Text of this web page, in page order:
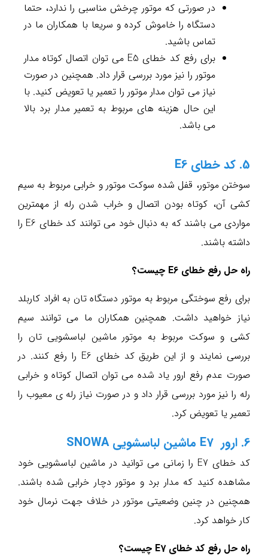
در صورتی که موتور چرخش مناسبی را ندارد، حتما
دستگاه را خاموش کرده و سریعا با همکاران ما در
تماس باشید.
برای رفع کد خطای E5 می توان اتصال کوتاه مدار
موتور را نیز مورد بررسی قرار داد. همچنین در صورت
نیاز می توان مدار موتور را تعمیر یا تعویض کنید. با
این حال هزینه های مربوط به تعمیر مدار برد بالا
می باشد.
5. کد خطای E6
سوختن موتور، قفل شده سوکت موتور و خرابی مربوط به سیم
کشی آن، کوتاه بودن اتصال و خراب شدن رله از مهمترین
مواردی می باشند که به دنبال خود می توانند کد خطای E6 را
داشته باشند.
راه حل رفع خطای E6 چیست؟
برای رفع سوختگی مربوط به موتور دستگاه تان به افراد کاربلد
نیاز خواهید داشت. همچنین همکاران ما می توانند سیم
کشی و سوکت مربوط به موتور ماشین لباسشویی تان را
بررسی نمایند و از این طریق کد خطای E6 را رفع کنند. در
صورت عدم رفع ارور یاد شده می توان اتصال کوتاه و خرابی
رله را نیز مورد بررسی قرار داد و در صورت نیاز رله ی معیوب را
تعمیر یا تعویض کرد.
6. ارور E7 ماشین لباسشویی SNOWA
کد خطای E7 را زمانی می توانید در ماشین لباسشویی خود
مشاهده کنید که مدار برد و موتور دچار خرابی شده باشند.
همچنین در چنین وضعیتی موتور در خلاف جهت نرمال خود
کار خواهد کرد.
راه حل رفع کد خطای E7 چیست؟